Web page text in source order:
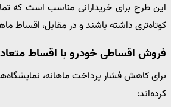
این طرح برای خریدارانی مناسب است که
کوتاه‌تری داشته باشند و در مقابل، اقساط
فروش اقساطی خودرو با اقساط
برای کاهش فشار پرداخت ماهانه،
کرده‌اند: